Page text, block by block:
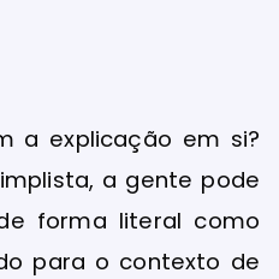
a explicação em si?
a gente pode
forma literal como
para o contexto de